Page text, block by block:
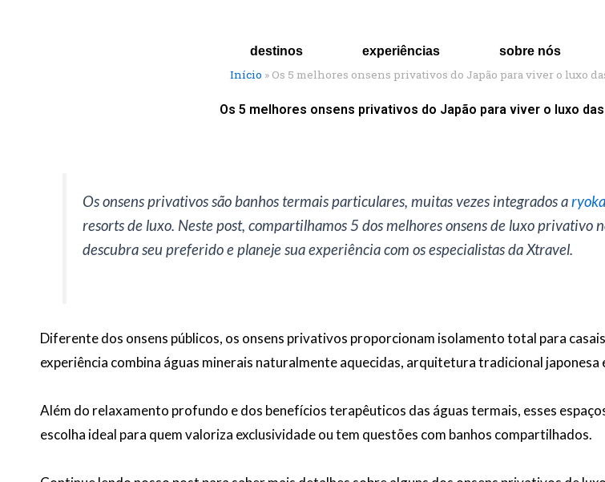
destinos experiências sobre nós
Início » Os 5 melhores onsens privativos do Japão para viver o luxo
Os 5 melhores onsens privativos do Japão para viver o luxo
Os onsens privativos são banhos termais particulares, muitas vezes integrados a
resorts de luxo. Neste post, compartilhamos 5 dos melhores onsens de luxo privativo
descubra seu preferido e planeje sua experiência com os especialistas da Xtravel.
Diferente dos onsens públicos, os onsens privativos proporcionam isolamento total para
experiência combina águas minerais naturalmente aquecidas, arquitetura tradicional
Além do relaxamento profundo e dos benefícios terapêuticos das águas termais, esses
escolha ideal para quem valoriza exclusividade ou tem questões com banhos compartilhados.